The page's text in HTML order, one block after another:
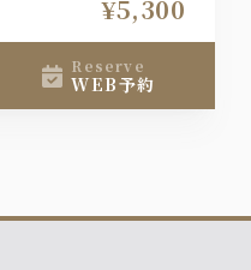
¥5,300
reserve
WEB予約